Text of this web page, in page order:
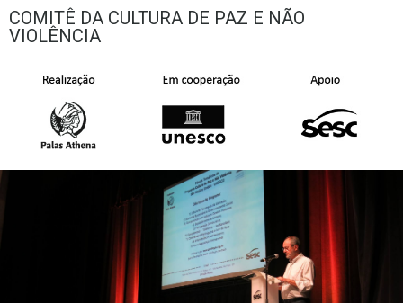
COMITÊ DA CULTURA DE PAZ E NÃO
VIOLÊNCIA